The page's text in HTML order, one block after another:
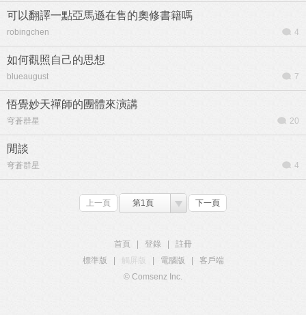
可以翻譯一點亞馬遜在售的奧修書籍嗎
robingchen 4
如何觀照自己的思想
blueaugust 7
悟覺妙天禪師的團體來演講
穹蒼群星 20
閒談
穹蒼群星 4
上一頁 第1頁 下一頁
首頁 登錄
註冊
標準版
觸屏版 電腦版
客戶端
© Comsenz Inc.